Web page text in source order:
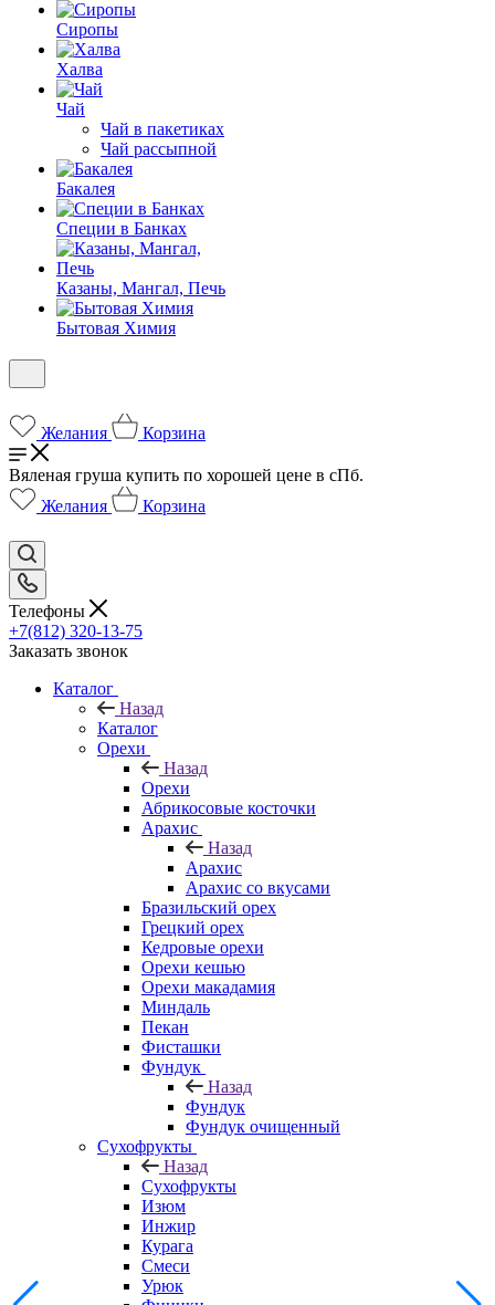
Сиропы
Халва
Чай
Чай в пакетиках
Чай рассыпной
Бакалея
Специи в Банках
Казаны, Мангал, Печь
Бытовая Химия
Желания Корзина
Вяленая груша купить по хорошей цене в сПб.
Желания
Корзина
Телефоны
+7(812) 320-13-75
Заказать звонок
Каталог
Назад
Каталог
Орехи
Назад
Орехи
Абрикосовые косточки
Арахис
Назад
Арахис
Арахис со вкусами
Бразильский орех
Грецкий орех
Кедровые орехи
Орехи кешью
Орехи макадамия
Миндаль
Пекан
Фисташки
Фундук
Назад
Фундук
Фундук очищенный
Сухофрукты
Назад
Сухофрукты
Изюм
Инжир
Курага
Смеси
Урюк